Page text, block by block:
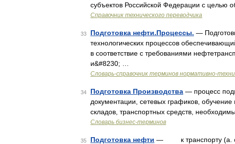
субъектов Российской Федерации с целью
Справочник технического переводчика
33 Подготовка нефти.Процессы. —
технологических процессов
в соответствие с требованиями
и&#8230; …
Словарь-справочник терминов нормативно-
34 Подготовка Производства — процесс
документации, сетевых графиков,
складов, транспортных средств,
Словарь бизнес-терминов
35 Подготовка нефти — к транспортy (a. oil